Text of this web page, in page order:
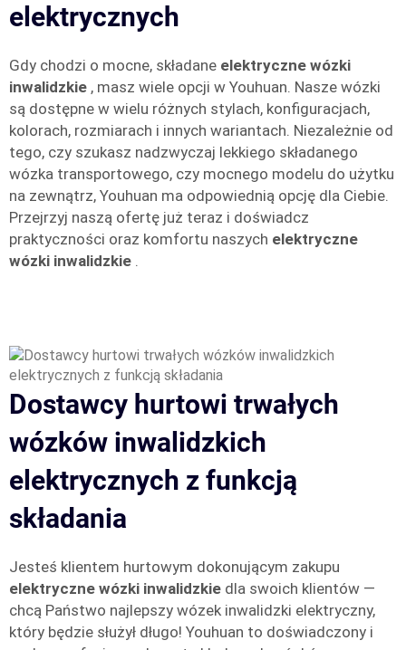
elektrycznych
Gdy chodzi o mocne, składane elektryczne wózki
inwalidzkie , masz wiele opcji w Youhuan. Nasze wózki
są dostępne w wielu różnych stylach, konfiguracjach,
kolorach, rozmiarach i innych wariantach. Niezależnie od
tego, czy szukasz nadzwyczaj lekkiego składanego
wózka transportowego, czy mocnego modelu do użytku
na zewnątrz, Youhuan ma odpowiednią opcję dla Ciebie.
Przejrzyj naszą ofertę już teraz i doświadcz
praktyczności oraz komfortu naszych elektryczne
wózki inwalidzkie .
Dostawcy hurtowi trwałych
wózków inwalidzkich
elektrycznych z funkcją
składania
Jesteś klientem hurtowym dokonującym zakupu
elektryczne wózki inwalidzkie dla swoich klientów —
chcą Państwo najlepszy wózek inwalidzki elektryczny,
który będzie służył długo! Youhuan to doświadczony i